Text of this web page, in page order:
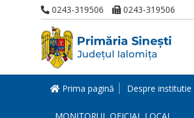
0243-319506 0243-319506
Prima pagină Despre institutie